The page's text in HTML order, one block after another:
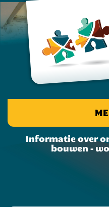
Informatie over
bouwen -